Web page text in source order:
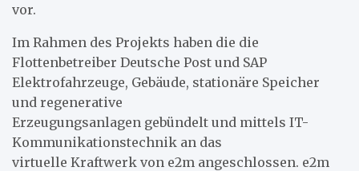
vor.
Im Rahmen des Projekts haben die die
Flottenbetreiber Deutsche Post und SAP
Elektrofahrzeuge, Gebäude, stationäre Speicher
und regenerative
Erzeugungsanlagen gebündelt und mittels IT-
Kommunikationstechnik an das
virtuelle Kraftwerk von e2m angeschlossen. e2m